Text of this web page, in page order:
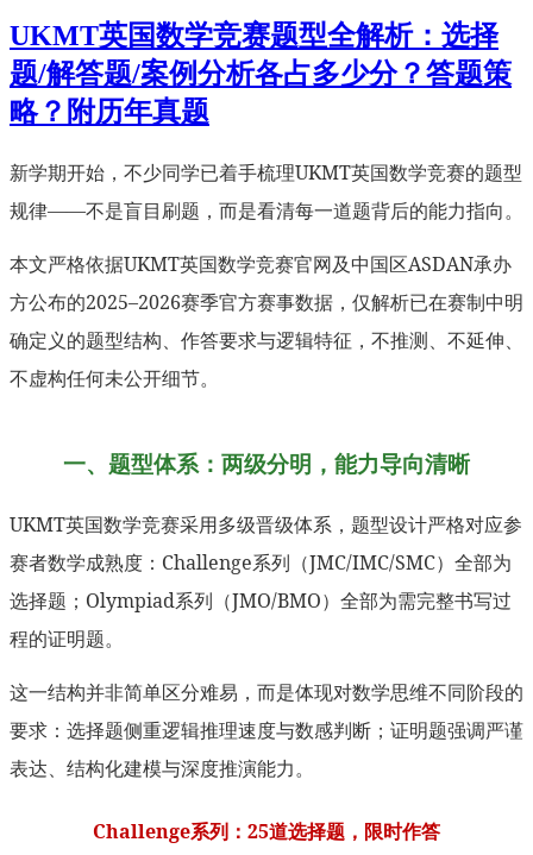
UKMT英国数学竞赛题型全解析：选择
题/解答题/案例分析各占多少分？答题策
略？附历年真题
新学期开始，不少同学已着手梳理UKMT英国数学竞赛的题型
规律——不是盲目刷题，而是看清每一道题背后的能力指向。
本文严格依据UKMT英国数学竞赛官网及中国区ASDAN承办
方公布的2025–2026赛季官方赛事数据，仅解析已在赛制中明
确定义的题型结构、作答要求与逻辑特征，不推测、不延伸、
不虚构任何未公开细节。
一、题型体系：两级分明，能力导向清晰
UKMT英国数学竞赛采用多级晋级体系，题型设计严格对应参
赛者数学成熟度：Challenge系列（JMC/IMC/SMC）全部为
选择题；Olympiad系列（JMO/BMO）全部为需完整书写过
程的证明题。
这一结构并非简单区分难易，而是体现对数学思维不同阶段的
要求：选择题侧重逻辑推理速度与数感判断；证明题强调严谨
表达、结构化建模与深度推演能力。
Challenge系列：25道选择题，限时作答